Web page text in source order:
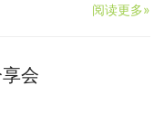
阅读更多»
会